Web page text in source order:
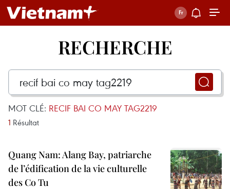
RECHERCHE
MOT CLÉ: RECIF BAI CO MAY TAG2219
1 Résultat
Quang Nam: Alang Bay, patriarche
de l’édification de la vie culturelle
des Co Tu